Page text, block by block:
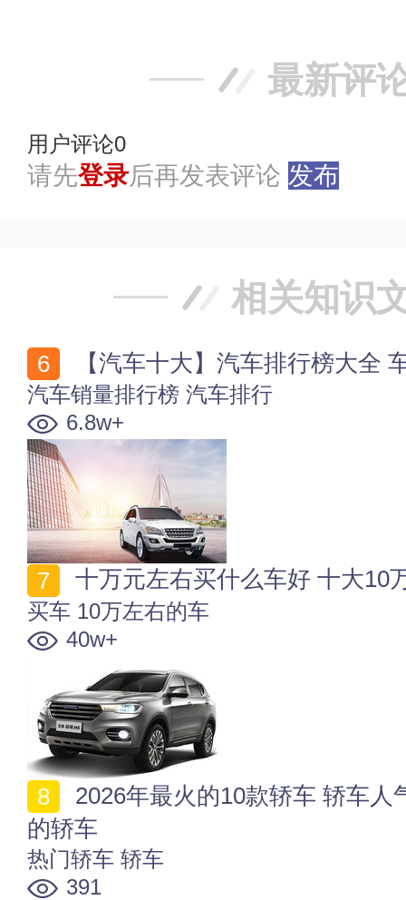
最新评
用户评论0
请先登录后再发表评论 发布
相关知识
【汽车十大】汽车排行榜大全
汽车销量排行榜 汽车排行
6.8w+
十万元左右买什么车好 十大10
买车 10万左右的车
40w+
的轿车
热门轿车 轿车
391